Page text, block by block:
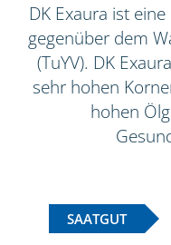
DK Exaura ist
gegenüber dem
(TuYV). DK
sehr hohen
hohen
SAATGUT